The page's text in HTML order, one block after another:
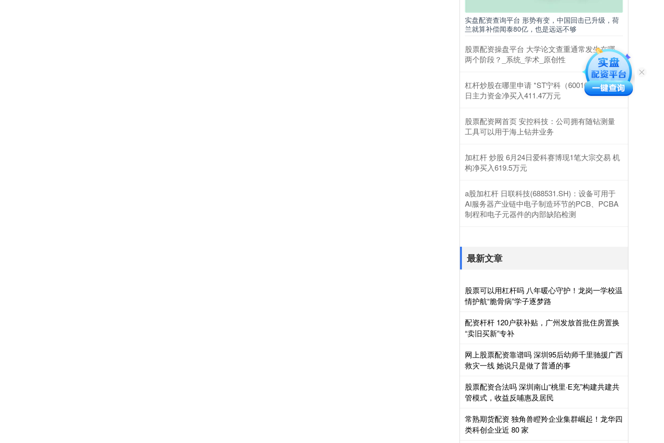
实盘配资查询平台 形势有变，中国回击已升级，荷
兰就算补偿闻泰80亿，也是远远不够
股票配资操盘平台 大学论文查重通常发生在哪
两个阶段？_系统_学术_原创性
杠杆炒股在哪里申请 *ST宁科（600165）2月25
日主力资金净买入411.47万元
股票配资网首页 安控科技：公司拥有随钻测量
工具可以用于海上钻井业务
加杠杆 炒股 6月24日爱科赛博现1笔大宗交易 机
构净买入619.5万元
a股加杠杆 日联科技(688531.SH)：设备可用于
AI服务器产业链中电子制造环节的PCB、PCBA
制程和电子元器件的内部缺陷检测
最新文章
股票可以用杠杆吗 八年暖心守护！龙岗一学校温
情护航“脆骨病”学子逐梦路
配资杆杆 120户获补贴，广州发放首批住房置换
“卖旧买新”专补
网上股票配资靠谱吗 深圳95后幼师千里驰援广西
救灾一线 她说只是做了普通的事
股票配资合法吗 深圳南山“桃里·E充”构建共建共
管模式，收益反哺惠及居民
常熟期货配资 独角兽瞪羚企业集群崛起！龙华四
类科创企业近 80 家